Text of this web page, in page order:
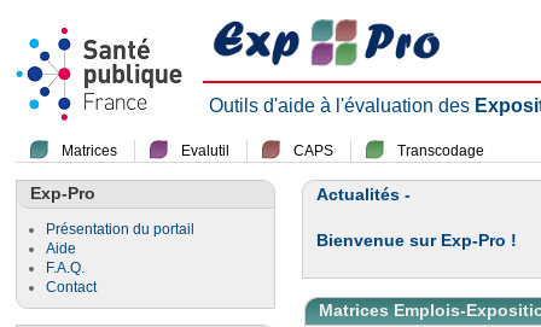
Outils d'aide à l'évaluation des
Matrices Evalutil CAPS Transcodage
Exp-Pro
Présentation du portail
Aide
F.A.Q.
Contact
Actualités -
Bienvenue sur Exp-Pro !
Matrices Emplois-